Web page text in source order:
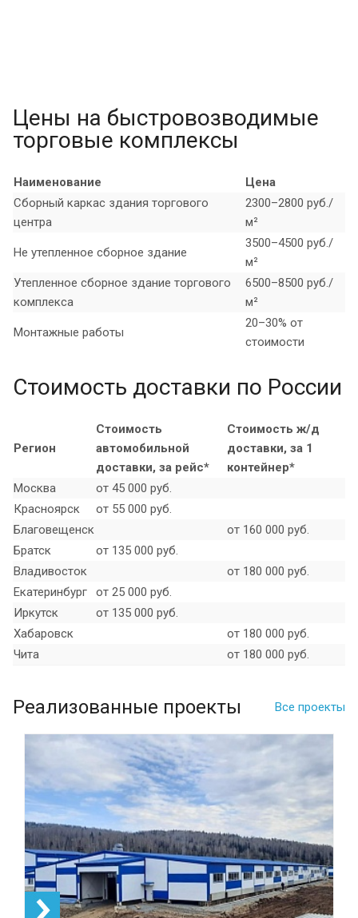
Цены на быстровозводимые
торговые комплексы
Наименование
Цена
Сборный каркас здания торгового
центра
2300–2800 руб./
м²
Не утепленное сборное здание
3500–4500 руб./
м²
Утепленное сборное здание торгового
комплекса
6500–8500 руб./
м²
Монтажные работы
20–30% от
стоимости
Стоимость доставки по России
Регион
Стоимость
автомобильной
доставки, за рейс*
Стоимость ж/д
доставки, за 1
контейнер*
Москва
от 45 000 руб.
Красноярск
от 55 000 руб.
Благовещенск
от 160 000 руб.
Братск
от 135 000 руб.
Владивосток
от 180 000 руб.
Екатеринбург
от 25 000 руб.
Иркутск
от 135 000 руб.
Хабаровск
от 180 000 руб.
Чита
от 180 000 руб.
Все проекты
Реализованные проекты